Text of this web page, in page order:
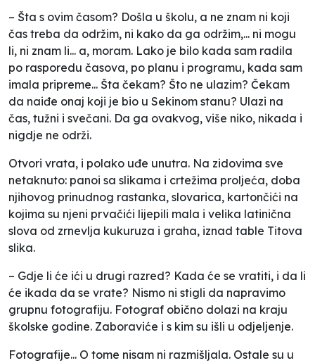
– Šta s ovim časom? Došla u školu, a ne znam ni koji
čas treba da održim, ni kako da ga održim,... ni mogu
li, ni znam li... a, moram. Lako je bilo kada sam radila
po rasporedu časova, po planu i programu, kada sam
imala pripreme... Šta čekam? Što ne ulazim? Čekam
da naiđe onaj koji je bio u Sekinom stanu? Ulazi na
čas, tužni i svečani. Da ga ovakvog, više niko, nikada i
nigdje ne održi.
Otvori vrata, i polako uđe unutra. Na zidovima sve
netaknuto: panoi sa slikama i crtežima proljeća, doba
njihovog prinudnog rastanka, slovarica, kartončići na
kojima su njeni prvačići lijepili mala i velika latinična
slova od zrnevlja kukuruza i graha, iznad table Titova
slika.
– Gdje li će ići u drugi razred? Kada će se vratiti, i da li
će ikada da se vrate? Nismo ni stigli da napravimo
grupnu fotografiju. Fotograf obično dolazi na kraju
školske godine. Zaboraviće i s kim su išli u odjeljenje.
Fotografije... O tome nisam ni razmišljala. Ostale su u